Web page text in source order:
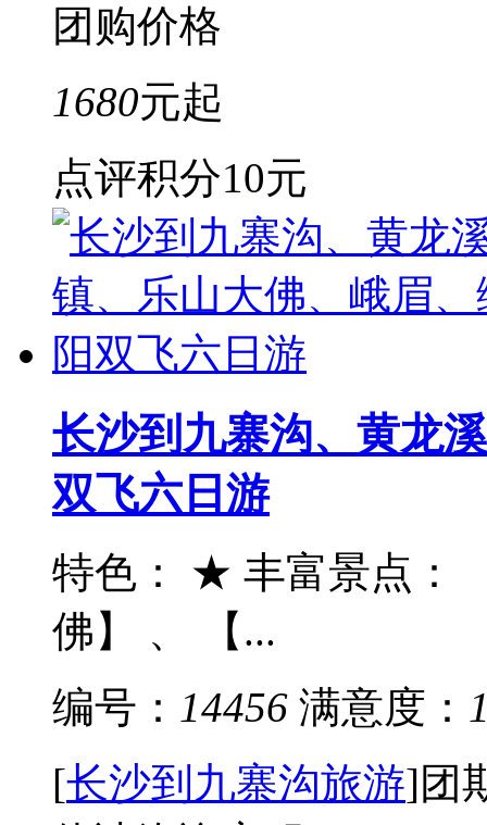
团购价格
1680元起
点评积分10元
长沙到九寨沟、黄龙
双飞六日游
特色： ★ 丰富景点：
佛】 、 【...
编号： 14456 满意度：
[长沙到九寨沟旅游]团